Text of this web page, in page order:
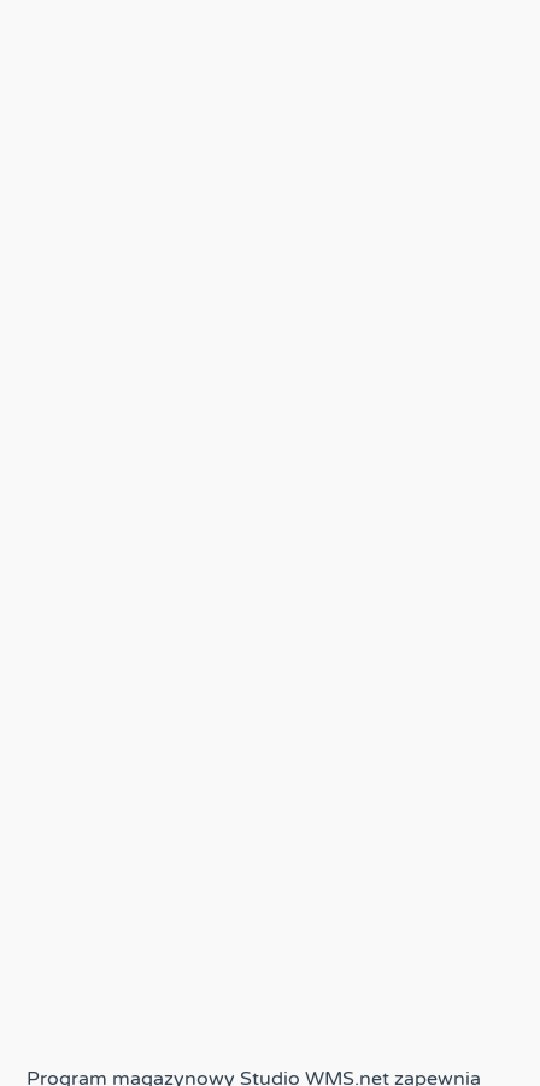
Program magazynowy Studio WMS.net zapewnia